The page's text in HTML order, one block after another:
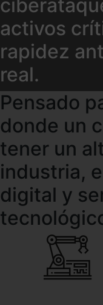
activos
rapidez
real.
Pensado
donde un
tener un
industria,
digital y